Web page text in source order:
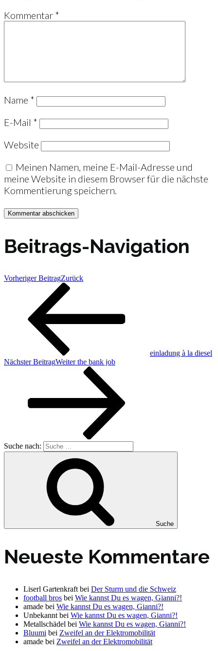
Kommentar *
Name *
E-Mail *
Website
Meinen Namen, meine E-Mail-Adresse und
meine Website in diesem Browser für die nächste
Kommentierung speichern.
Beitrags-Navigation
Vorheriger BeitragZurück
einladung à la diesel
Nächster BeitragWeiter the bank job
Suche nach:
Suche
Neueste Kommentare
Liserl Gartenkraft bei Der Sturm und die Schweiz
football bros bei Wie kannst Du es wagen, Gianni?!
amade bei Wie kannst Du es wagen, Gianni?!
Unbekannt bei Wie kannst Du es wagen, Gianni?!
Metallschädel bei Wie kannst Du es wagen, Gianni?!
Bluumi bei Zweifel an der Elektromobilität
amade bei Zweifel an der Elektromobilität